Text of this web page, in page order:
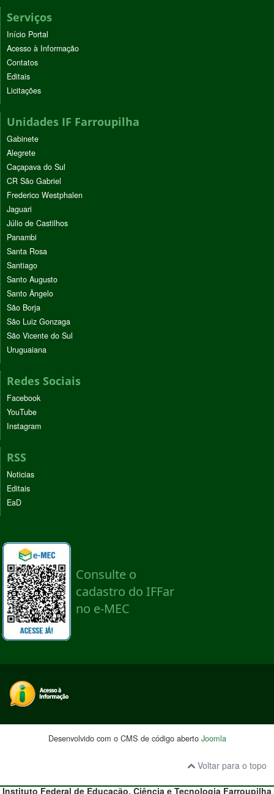
Serviços
Início Portal
Acesso à Informação
Contatos
Editais
Licitações
Unidades IF Farroupilha
Gabinete
Alegrete
Caçapava do Sul
CR São Gabriel
Frederico Westphalen
Jaguari
Júlio de Castilhos
Panambi
Santa Rosa
Santiago
Santo Augusto
Santo Ângelo
São Borja
São Luiz Gonzaga
São Vicente do Sul
Uruguaiana
Redes Sociais
Facebook
YouTube
Instagram
RSS
Noticias
Editais
EaD
Desenvolvido com o CMS de código aberto Joomla
Voltar para o topo
Instituto Federal de Educação, Ciência e TecnologiaFarroupilha